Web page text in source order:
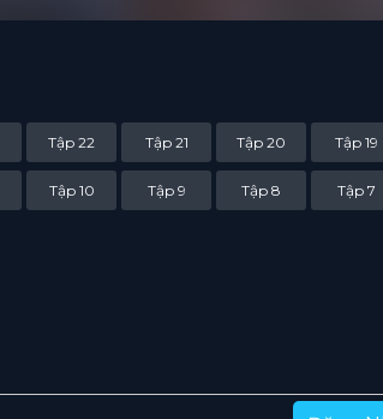
Tập 22 Tập 21 Tập 20 Tập 19
Tập 10 Tập 9 Tập 8 Tập 7